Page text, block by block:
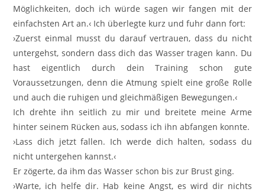
Möglichkeiten, doch ich würde sagen wir fangen mit der
einfachsten Art an.‹ Ich überlegte kurz und fuhr dann fort:
›Zuerst einmal musst du darauf vertrauen, dass du nicht
untergehst, sondern dass dich das Wasser tragen kann. Du
hast eigentlich durch dein Training schon gute
Voraussetzungen, denn die Atmung spielt eine große Rolle
und auch die ruhigen und gleichmäßigen Bewegungen.‹
Ich drehte ihn seitlich zu mir und breitete meine Arme
hinter seinem Rücken aus, sodass ich ihn abfangen konnte.
›Lass dich jetzt fallen. Ich werde dich halten, sodass du
nicht untergehen kannst.‹
Er zögerte, da ihm das Wasser schon bis zur Brust ging.
›Warte, ich helfe dir. Hab keine Angst, es wird dir nichts